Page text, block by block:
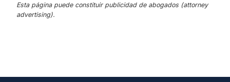
Esta página puede constituir publicidad de abogados (attorney
advertising).